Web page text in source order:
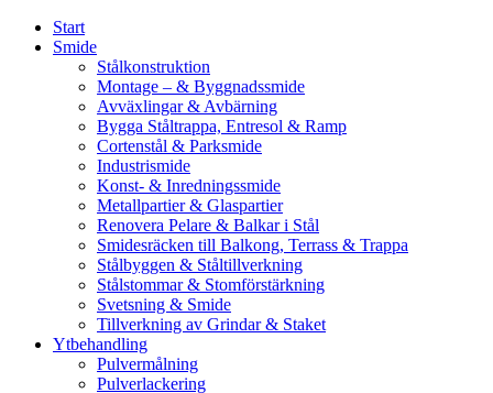
Start
Smide
Stålkonstruktion
Montage – & Byggnadssmide
Avväxlingar & Avbärning
Bygga Ståltrappa, Entresol & Ramp
Cortenstål & Parksmide
Industrismide
Konst- & Inredningssmide
Metallpartier & Glaspartier
Renovera Pelare & Balkar i Stål
Smidesräcken till Balkong, Terrass & Trappa
Stålbyggen & Ståltillverkning
Stålstommar & Stomförstärkning
Svetsning & Smide
Tillverkning av Grindar & Staket
Ytbehandling
Pulvermålning
Pulverlackering